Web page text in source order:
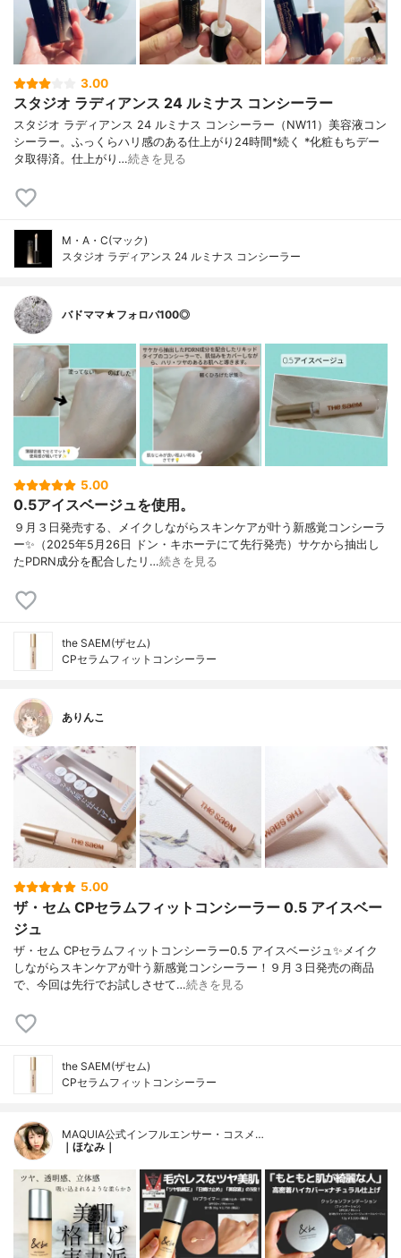
3.00
スタジオ ラディアンス 24 ルミナス コンシーラー
スタジオ ラディアンス 24 ルミナス コンシーラー（NW11）美容液コン
シーラー。ふっくらハリ感のある仕上がり24時間*続く *化粧もちデー
タ取得済。仕上がり…続きを見る
M・A・C(マック)
スタジオ ラディアンス 24 ルミナス コンシーラー
バドママ★フォロバ100◎
5.00
0.5アイスベージュを使用。
９月３日発売する、メイクしながらスキンケアが叶う新感覚コンシーラ
ー✨（2025年5月26日 ドン・キホーテにて先行発売）サケから抽出し
たPDRN成分を配合したリ…続きを見る
the SAEM(ザセム)
CPセラムフィットコンシーラー
ありんこ
5.00
ザ・セム CPセラムフィットコンシーラー 0.5 アイスベー
ジュ
ザ・セム CPセラムフィットコンシーラー0.5 アイスベージュ✨メイク
しながらスキンケアが叶う新感覚コンシーラー！９月３日発売の商品
で、今回は先行でお試しさせて…続きを見る
the SAEM(ザセム)
CPセラムフィットコンシーラー
MAQUIA公式インフルエンサー・コスメ…
｜ほなみ｜